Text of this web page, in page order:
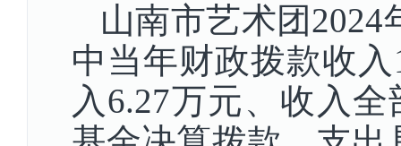
山南市艺术团2024
中当年财政拨款收
入6.27万元、收入